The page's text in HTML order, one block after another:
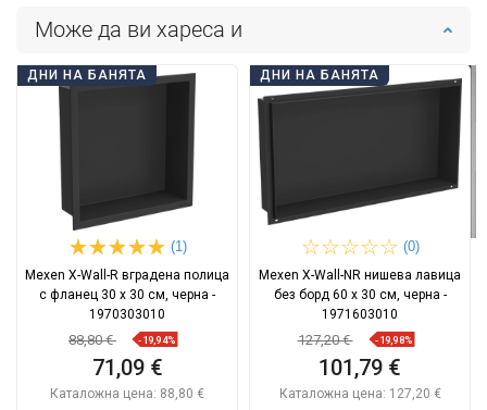
Може да ви хареса и
ДНИ НА БАНЯТА
(1)
Mexen X-Wall-R вградена полица
с фланец 30 x 30 см, черна -
1970303010
88,80 € -19,94%
71,09 €
Каталожна цена: 88,80 €
ДНИ НА БАНЯТА
(0)
Mexen X-Wall-NR нишева лавица
без борд 60 x 30 см, черна -
1971603010
127,20 € -19,98%
101,79 €
Каталожна цена: 127,20 €